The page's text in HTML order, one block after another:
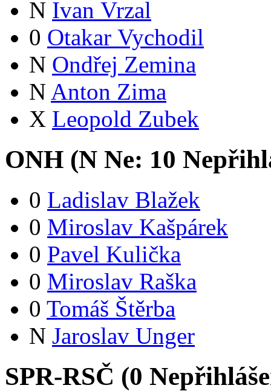
N Ivan Vrzal
0 Otakar Vychodil
N Ondřej Zemina
N Anton Zima
X Leopold Zubek
ONH (N Ne: 10
0 Ladislav Blažek
0 Miroslav Kašpárek
0 Pavel Kulička
0 Miroslav Raška
0 Tomáš Štěrba
N Jaroslav Unger
SPR-RSČ (0